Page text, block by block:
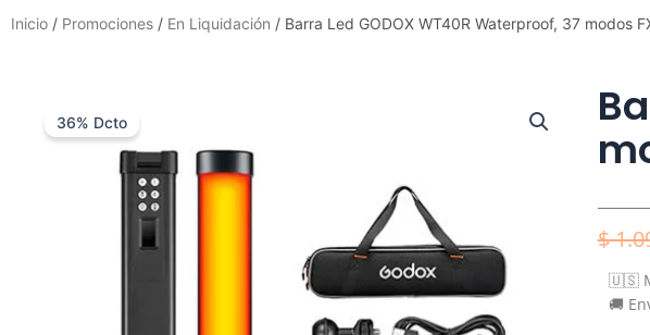
Inicio / Promociones / En Liquidación / Barra Led GODOX WT40R Waterproof, 37 modos
36% Dcto
$
🇺🇸
🚚